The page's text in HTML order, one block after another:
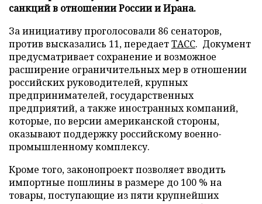
санкций в отношении России и Ирана.
За инициативу проголосовали 86 сенаторов,
против высказались 11, передаетТАСС. Документ
предусматривает сохранение и возможное
расширение ограничительных мер в отношении
российских руководителей, крупных
предпринимателей, государственных
предприятий, а также иностранных компаний,
которые, по версии американской стороны,
оказывают поддержку российскому военно-
промышленному комплексу.
Кроме того, законопроект позволяет вводить
импортные пошлины в размере до 100 % на
товары, поступающие из пяти крупнейших